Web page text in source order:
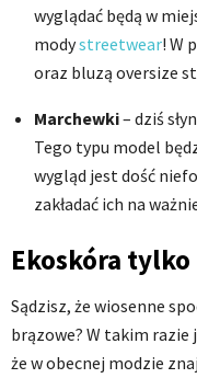
wyglądać będą w
modystreetwear! W
oraz bluzą oversize
Marchewki– dziś
Tego typu model
wygląd jest dość
zakładać ich na
Ekoskóra tylko
Sądzisz, że wiosenne
brązowe? W takim razie
że w obecnej modzie